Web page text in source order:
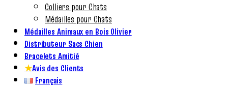
Colliers pour Chats
Médailles pour Chats
Médailles Animaux en Bois Olivier
Distributeur Sacs Chien
Bracelets Amitié
★Avis des Clients
Français